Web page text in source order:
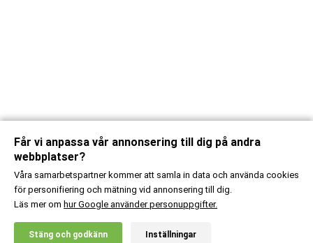
20% RABATT!
X
Får vi anpassa vår annonsering till dig på andra
webbplatser?
Våra samarbetspartner kommer att samla in data och använda cookies
för personifiering och mätning vid annonsering till dig.
Läs mer om hur Google använder personuppgifter.
Stäng och godkänn Inställningar